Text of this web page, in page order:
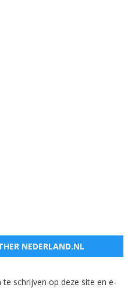
NEDERLAND.NL
schrijven op deze site en e-